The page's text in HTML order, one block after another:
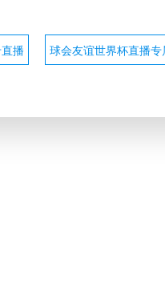
播 球会友谊世界杯直播